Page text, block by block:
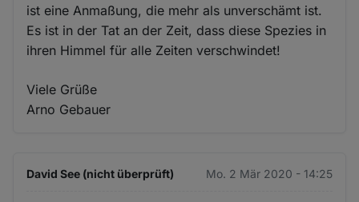
ist eine Anmaßung, die mehr als unverschämt ist.
Es ist in der Tat an der Zeit, dass diese Spezies in
ihren Himmel für alle Zeiten verschwindet!
Viele Grüße
Arno Gebauer
David See (nicht überprüft) Mo. 2 Mär 2020 - 14:25